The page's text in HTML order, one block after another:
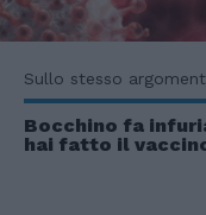
Sullo stesso
Bocchino fa
hai fatto il